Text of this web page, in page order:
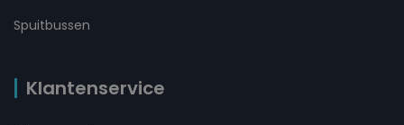
Spuitbussen
Klantenservice